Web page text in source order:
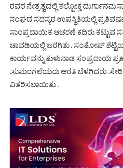
ರವರ ನೇತ್ರತ್ವದಲ್ಲಿ ಕಲ್ಪೋಕ್ತ
ಸಂಘದ ಸದಸ್ಯರ ಉಪಸ್ಥಿತಿಯಲ್ಲಿ
ಸಾಂಪ್ರದಾಯಿಕ ಆಚರಣೆ ಕದಿರು
ಚಾವಡಿಯಲ್ಲಿ ಜರಗಿತು . ಸಂತೋಷ್
ಕಾರ್ಯವನ್ನು ತುಳುನಾಡ ಸಂಪ್ರದಾಯ
.ಸುಮಂಗಲೆಯರು ಆರತಿ ಬೆಳಗಿದರು
ವಿತರಿಸಲಾಯಿತು .